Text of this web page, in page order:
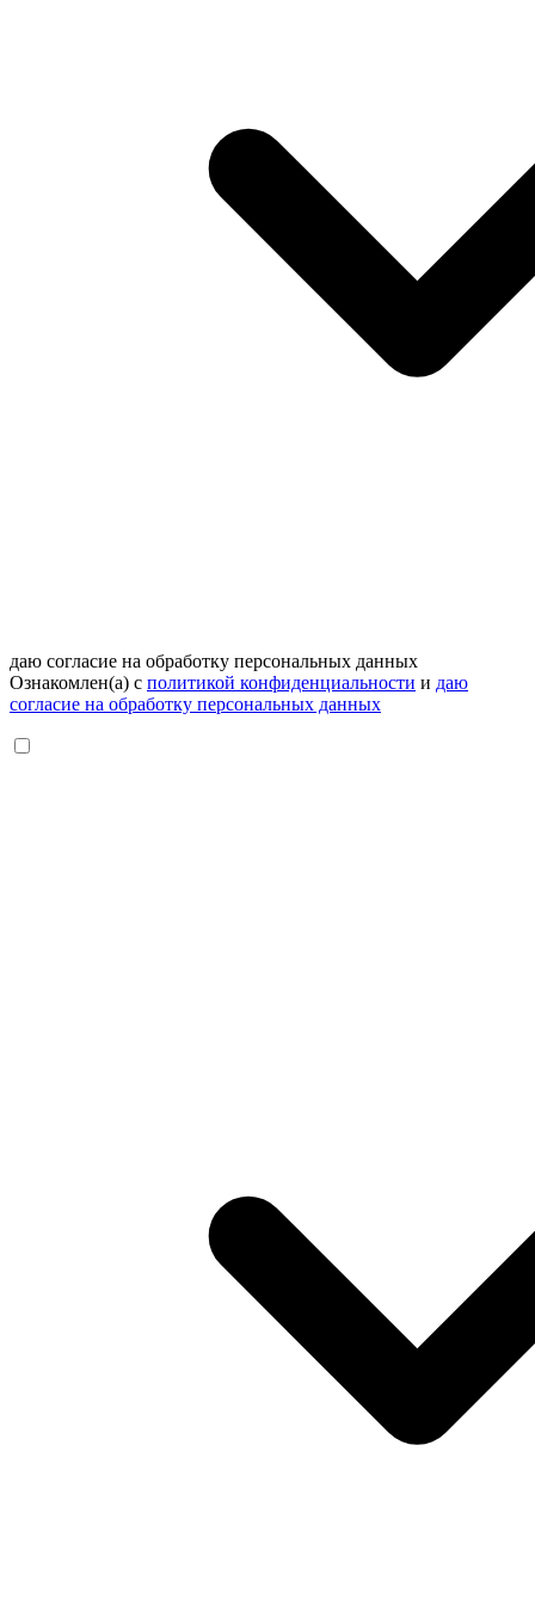
даю согласие на обработку персональных данных
Ознакомлен(а) с политикой конфиденциальности и даю
согласие на обработку персональных данных